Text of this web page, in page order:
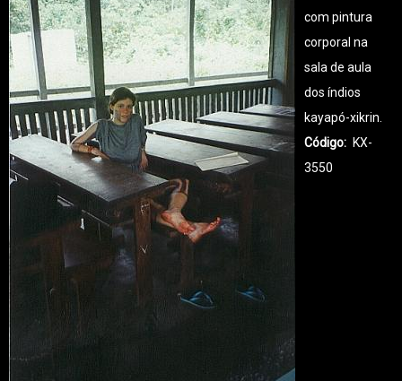
com pintura
corporal na
sala de aula
dos índios
kayapó-xikrin.
Código
KX-
3550